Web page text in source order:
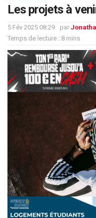
Les projets à
5 Fév 2025 08:29 par
Temps de lecture : 8 mins